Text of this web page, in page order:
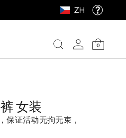
ZH
0
女装
保证活动无拘无束，